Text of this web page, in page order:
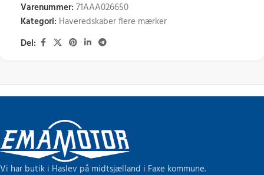
Varenummer: 71AAA026650
Kategori: Haveredskaber flere mærker
Del:
Vi har butik i Haslev på midtsjælland i Faxe kommune.